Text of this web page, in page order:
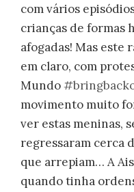
com vários
crianças de formas
afogadas! Mas este
em claro, com
Mundo
movimento muito
ver estas meninas,
regressaram cerca
que arrepiam… A
quando tinha